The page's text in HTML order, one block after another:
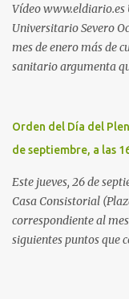
Vídeo
Universitario Severo
mes de enero más de
sanitario argumenta
arritmia y
Por ello, la ingresaron
cama, en el pasillo, sin
ha denunciado el caso
extrema, aseguró que
que faltaban médicos
Orden del Día del
de septiembre, a las
Este jueves, 26 de
Casa Consistorial
correspondiente al
siguientes puntos que